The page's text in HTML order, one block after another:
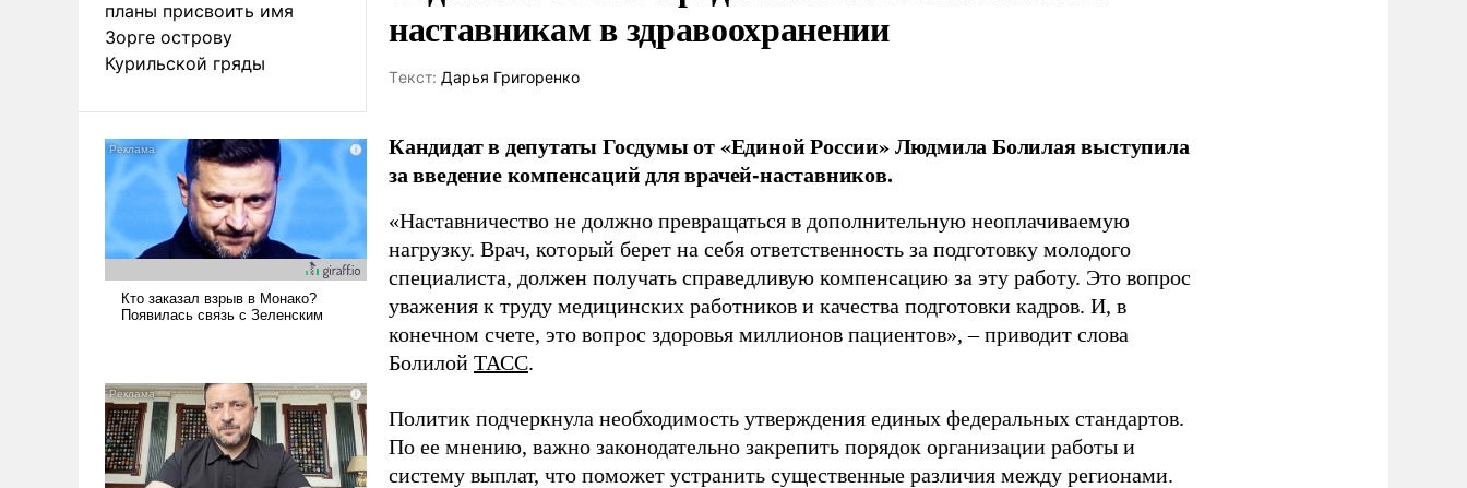
планы присвоить имя
Зорге острову
Курильской гряды
наставникам в здравоохранении
Tекст: Дарья Григоренко
Кандидат в депутаты Госдумы от «Единой России» Людмила Болилая выступила
за введение компенсаций для врачей-наставников.
«Наставничество не должно превращаться в дополнительную неоплачиваемую
нагрузку. Врач, который берет на себя ответственность за подготовку молодого
специалиста, должен получать справедливую компенсацию за эту работу. Это вопрос
уважения к труду медицинских работников и качества подготовки кадров. И, в
конечном счете, это вопрос здоровья миллионов пациентов», – приводит слова
Болилой ТАСС.
Политик подчеркнула необходимость утверждения единых федеральных стандартов.
По ее мнению, важно законодательно закрепить порядок организации работы и
систему выплат, что поможет устранить существенные различия между регионами.